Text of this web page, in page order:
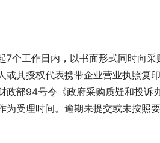
个工作日内，以书面形式同时向采
其授权代表携带企业营业执照复
政部94号令《政府采购质疑和投诉
受理时间。逾期未提交或未按照